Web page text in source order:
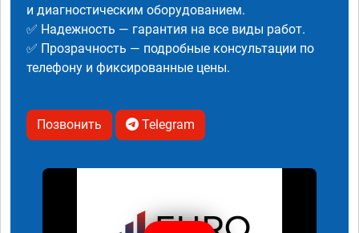
и диагностическим оборудованием.
✅ Надежность — гарантия на все виды работ.
✅ Прозрачность — подробные консультации по
телефону и фиксированные цены.
Позвонить Telegram